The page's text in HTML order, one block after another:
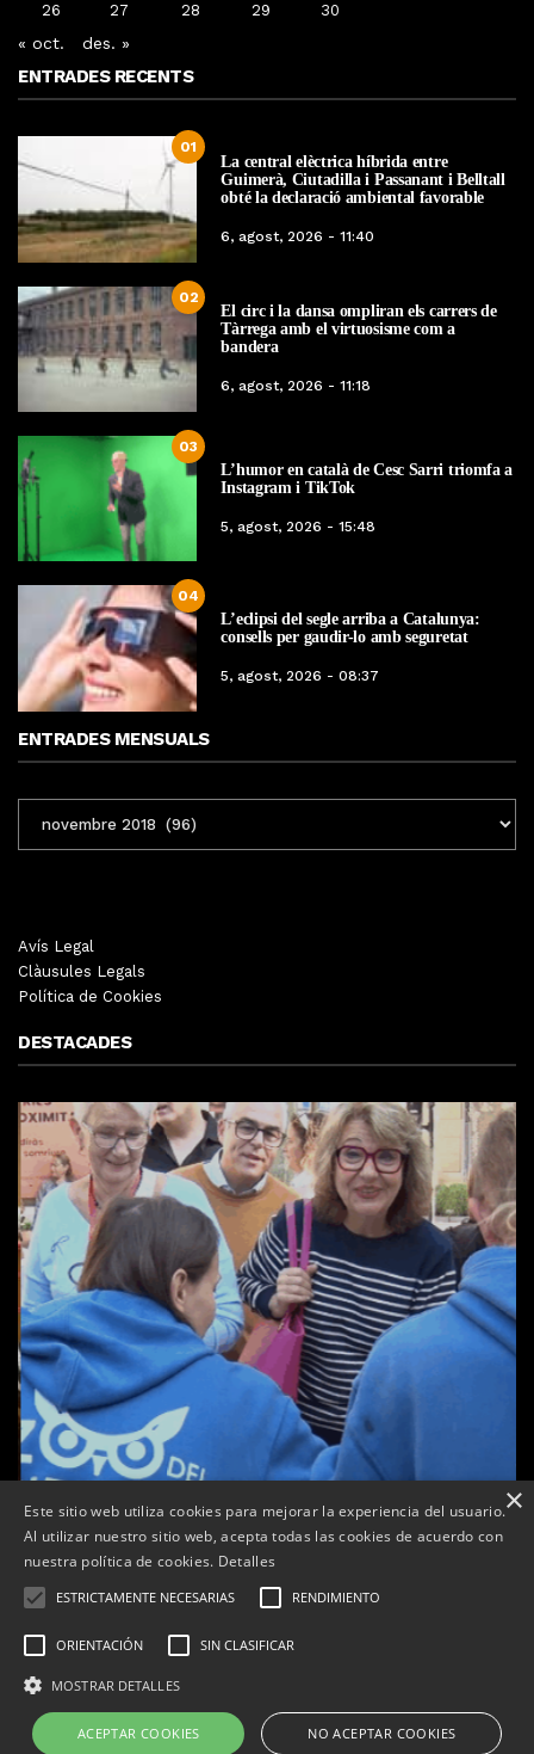
26 27 28 29 30
« oct. des. »
ENTRADES RECENTS
01
La central elèctrica híbrida entre
Guimerà, Ciutadilla i Passanant i Belltall
obté la declaració ambiental favorable
6, agost, 2026 - 11:40
02
El circ i la dansa ompliran els carrers de
Tàrrega amb el virtuosisme com a
bandera
6, agost, 2026 - 11:18
03
L’humor en català de Cesc Sarri triomfa a
Instagram i TikTok
5, agost, 2026 - 15:48
04
L’eclipsi del segle arriba a Catalunya:
consells per gaudir-lo amb seguretat
5, agost, 2026 - 08:37
ENTRADES MENSUALS
MENSUALS
Avís Legal
Clàusules Legals
Política de Cookies
DESTACADES
Tàrrega celebra la 25a Fira del Medi Ambient
Per Tàrrega Televisió 18, octubre, 2025 - 12:26
Correu electrònic:info@tarrega.tv
Telèfons: 648 45 71 14 | 669 32 28 46
×
Este sitio web utiliza cookies para mejorar la experiencia del usuario.
Al utilizar nuestro sitio web, acepta todas las cookies de acuerdo con
nuestra política de cookies. Detalles
ESTRICTAMENTE NECESARIAS RENDIMIENTO
ORIENTACIÓN SIN CLASIFICAR
MOSTRAR DETALLES
ACEPTAR COOKIES NO ACEPTAR COOKIES